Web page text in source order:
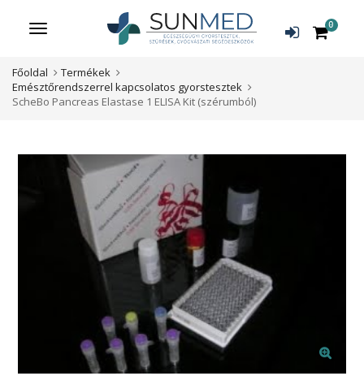
Menü 0
Főoldal
Termékek
Emésztőrendszerrel kapcsolatos gyorstesztek
ScheBo Pancreas Elastase 1 ELISA Kit (szérumból)